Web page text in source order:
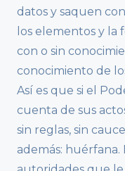
datos y saquen
los elementos y la
con o sin
conocimiento de
Así es que si el
cuenta de sus
sin reglas, sin
además: huérfana.